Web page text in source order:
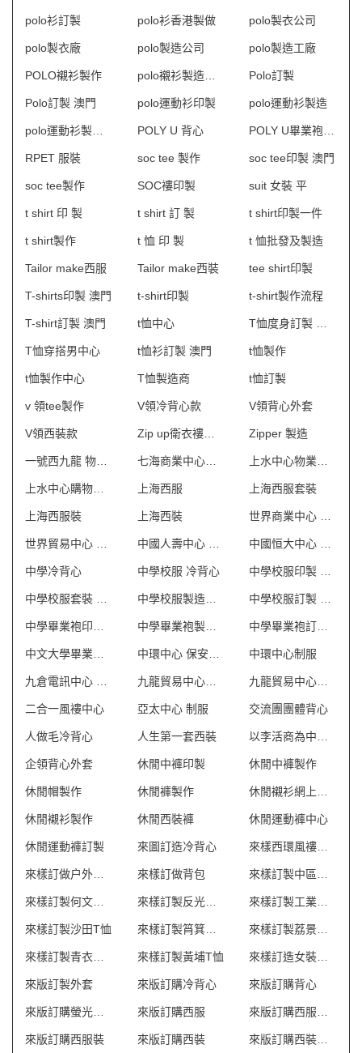
polo衫訂製 polo衫香港製做 polo製衣公司
polo製衣廠 polo製造公司 polo製造工廠
POLO襯衫製作 polo襯衫製造商HK Polo訂製
Polo訂製 澳門 polo運動衫印製 polo運動衫製造
POLY U 背心
RPET 服裝 soc tee 製作 soc tee印製 澳門
soc tee製作 SOC褸印製 suit 女裝 平
t shirt 印 製 t shirt 訂 製 t shirt印製一件
t shirt製作 t 恤 印 製 t 恤批發及製造
Tailor make西服 Tailor make西裝 tee shirt印製
T-shirts印製 澳門 t-shirt印製 t-shirt製作流程
T-shirt訂製 澳門 t恤中心
T恤穿搭男中心 t恤衫訂製 澳門 t恤製作
t恤製作中心 T恤製造商 t恤訂製
v 領tee製作 V領冷背心款 V領背心外套
V領西裝款 Zip up衛衣褸製造商hk Zipper 製造
七海商業中心制服
上海西服 上海西服套裝
上海西服裝 上海西裝
中學冷背心 中學校服 冷背心
中學校服製造商 澳門
中學畢業袍製造商 澳門
中環中心制服
九龍貿易中心一座 保安制服
二合一風褸中心 亞太中心 制服 交流團團體背心
人做毛冷背心 人生第一套西裝
企領背心外套 休閒中褲印製 休閒中褲製作
休閒帽製作 休閒褲製作
休閒襯衫製作 休閒西裝褲 休閒運動褲中心
休閒運動褲訂製 來圖訂造冷背心
來樣訂做背包
來樣訂製反光背心 澳門
來樣訂製沙田T恤 來樣訂製筲箕灣T恤
來樣訂製黃埔T恤
來版訂製外套 來版訂購冷背心 來版訂購背心
來版訂購西服
來版訂購西服裝 來版訂購西裝